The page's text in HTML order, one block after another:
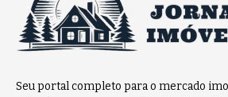
Seu portal completo para o mercado